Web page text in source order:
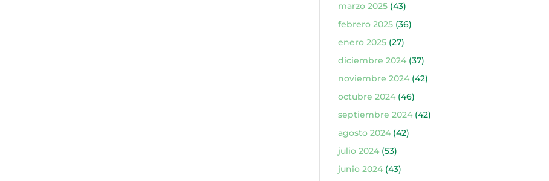
marzo 2025(43)
febrero 2025(36)
enero 2025(27)
diciembre 2024(37)
noviembre 2024(42)
octubre 2024(46)
septiembre 2024(42)
agosto 2024(42)
julio 2024(53)
junio 2024(43)